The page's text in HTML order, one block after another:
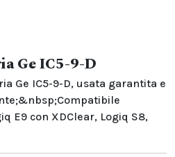
Ge IC5-9-D
Ge IC5-9-D, usata garantita e
E9 con XDClear, Logiq S8,